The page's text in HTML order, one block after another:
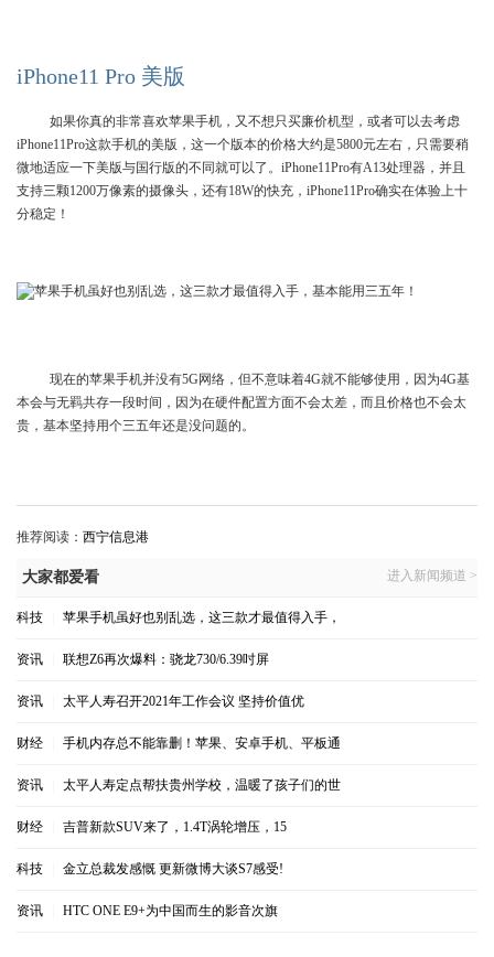
iPhone11 Pro 美版
如果你真的非常喜欢苹果手机，又不想只买廉价机型，或者可以去考虑
iPhone11Pro这款手机的美版，这一个版本的价格大约是5800元左右，只需要稍
微地适应一下美版与国行版的不同就可以了。iPhone11Pro有A13处理器，并且
支持三颗1200万像素的摄像头，还有18W的快充，iPhone11Pro确实在体验上十
分稳定！
现在的苹果手机并没有5G网络，但不意味着4G就不能够使用，因为4G基
本会与无羁共存一段时间，因为在硬件配置方面不会太差，而且价格也不会太
贵，基本坚持用个三五年还是没问题的。
推荐阅读： 西宁信息港
大家都爱看 进入新闻频道 >
科技 苹果手机虽好也别乱选，这三款才最值得入手，
资讯 联想Z6再次爆料：骁龙730/6.39吋屏
资讯 太平人寿召开2021年工作会议 坚持价值优
财经 手机内存总不能靠删！苹果、安卓手机、平板通
资讯 太平人寿定点帮扶贵州学校，温暖了孩子们的世
财经 吉普新款SUV来了，1.4T涡轮增压，15
科技 金立总裁发感慨 更新微博大谈S7感受!
资讯 HTC ONE E9+为中国而生的影音次旗